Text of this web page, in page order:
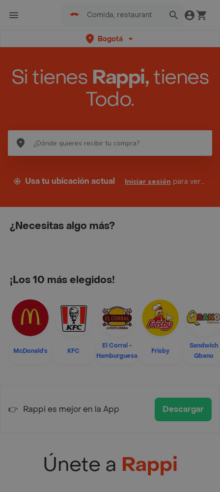
Bogotá
Si tienes Rappi,tienes
Todo.
Usa tu ubicación actual Iniciar sesión para ver tus direcciones
¿Necesitas algo más?
¡Los 10 más elegidos!
McDonald's KFC
El Corral -
Hamburguesa
Frisby
Sandwich
Qbano
👉 Rappi es mejor en la App Descargar
Únete a Rappi